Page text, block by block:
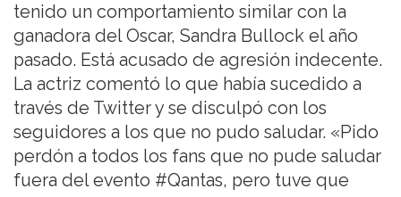
tenido un comportamiento similar con la
ganadora del Oscar, Sandra Bullock el año
pasado. Está acusado de agresión indecente.
La actriz comentó lo que había sucedido a
través de Twitter y se disculpó con los
seguidores a los que no pudo saludar. «Pido
perdón a todos los fans que no pude saludar
fuera del evento #Qantas, pero tuve que